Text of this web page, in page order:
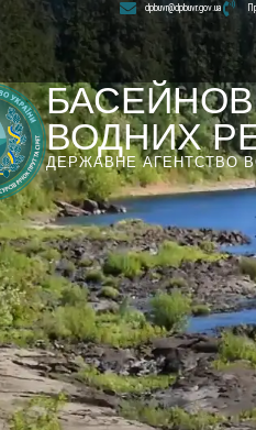
dpbuvr@dpbuvr.gov.ua
ВОДНИХ
ДЕРЖАВНЕ АГЕНТСТВО